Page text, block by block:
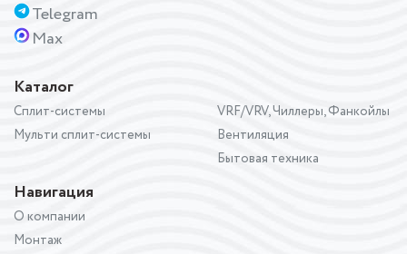
Каталог
Сплит-системы
Мульти сплит-системы
VRF/VRV, Чиллеры, Фанкойлы
Вентиляция
Бытовая техника
Навигация
О компании
Монтаж
Telegram
Max